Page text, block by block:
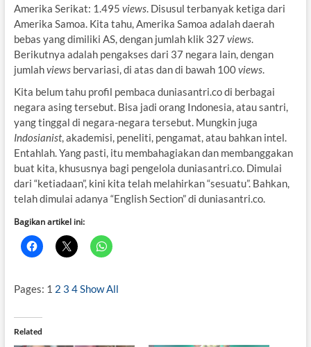
Amerika Serikat: 1.495 views. Disusul terbanyak ketiga dari
Amerika Samoa. Kita tahu, Amerika Samoa adalah daerah
bebas yang dimiliki AS, dengan jumlah klik 327 views.
Berikutnya adalah pengakses dari 37 negara lain, dengan
jumlahviewsbervariasi, di atas dan di bawah 100views.
Kita belum tahu profil pembaca duniasantri.co di berbagai
negara asing tersebut. Bisa jadi orang Indonesia, atau santri,
yang tinggal di negara-negara tersebut. Mungkin juga
Indosianist, akademisi, peneliti, pengamat, atau bahkan intel.
Entahlah. Yang pasti, itu membahagiakan dan membanggakan
buat kita, khususnya bagi pengelola duniasantri.co. Dimulai
dari “ketiadaan”, kini kita telah melahirkan “sesuatu”. Bahkan,
telah dimulai adanya “English Section” di duniasantri.co.
Bagikan artikel ini:
Pages: 1 2 3 4 Show All
Related